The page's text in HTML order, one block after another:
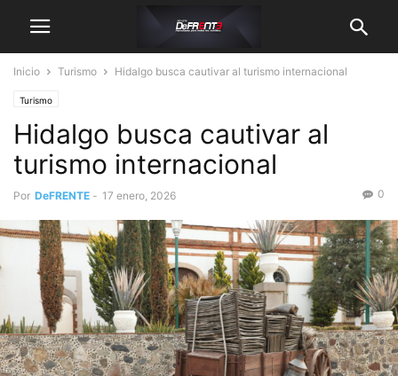
Inicio Turismo Hidalgo busca cautivar al turismo internacional
Turismo
Hidalgo busca cautivar al
turismo internacional
Por DeFRENTE - 17 enero, 2026 0